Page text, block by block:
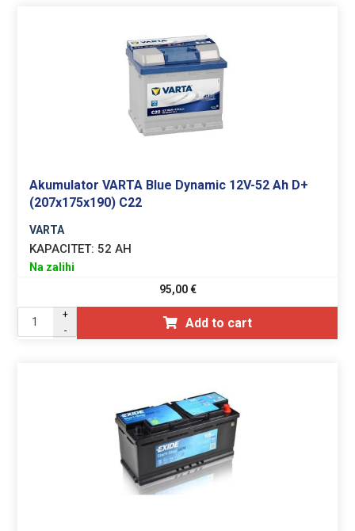
Akumulator VARTA Blue Dynamic 12V-52 Ah D+
(207x175x190) C22
VARTA
KAPACITET: 52 AH
Na zalihi
95,00€
+
-
Add to cart